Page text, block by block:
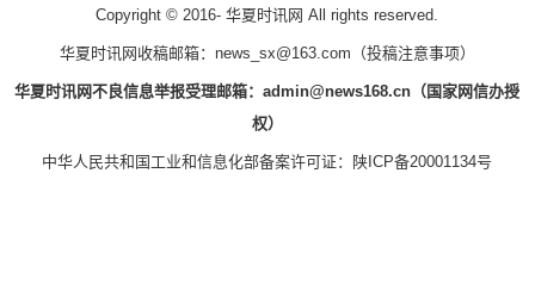
Copyright © 2016- 华夏时讯网 All rights reserved.
华夏时讯网收稿邮箱：news_sx@163.com（投稿注意事项）
华夏时讯网不良信息举报受理邮箱：admin@news168.cn（国家网信办授
权）
中华人民共和国工业和信息化部备案许可证： 陕ICP备20001134号